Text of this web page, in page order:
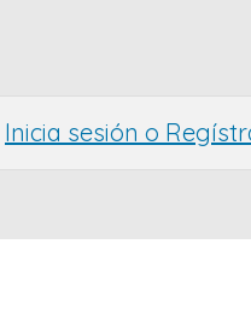
Inicia sesión o